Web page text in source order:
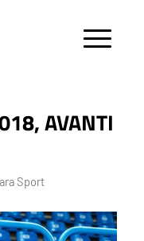
AVANTI
Sport